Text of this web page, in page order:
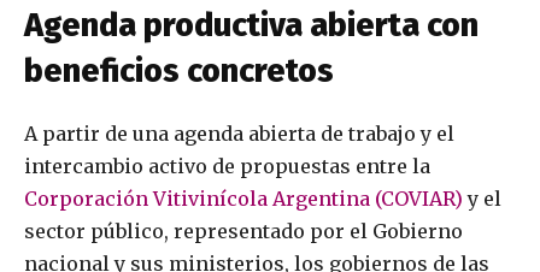
Agenda productiva abierta con
beneficios concretos
A partir de una agenda abierta de trabajo y el
intercambio activo de propuestas entre la
Corporación Vitivinícola Argentina (COVIAR) y el
sector público, representado por el Gobierno
nacional y sus ministerios, los gobiernos de las